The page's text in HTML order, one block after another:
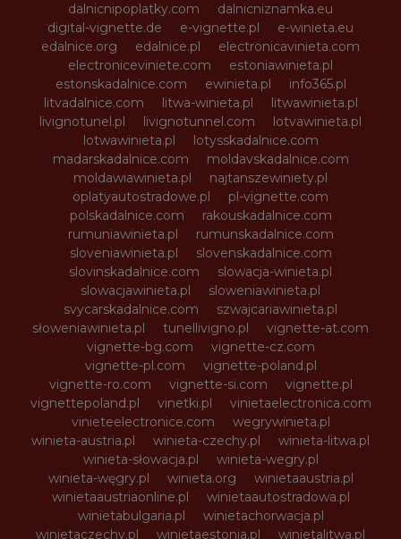
dalnicnipoplatky.com
dalnicniznamka.eu
digital-vignette.de
e-vignette.pl
e-winieta.eu
edalnice.org
edalnice.pl
electronicavinieta.com
electroniceviniete.com
estoniawinieta.pl
estonskadalnice.com
ewinieta.pl
info365.pl
litvadalnice.com
litwa-winieta.pl
litwawinieta.pl
livignotunel.pl
livignotunnel.com
lotvawinieta.pl
lotwawinieta.pl
lotysskadalnice.com
madarskadalnice.com
moldavskadalnice.com
moldawiawinieta.pl
najtanszewiniety.pl
oplatyautostradowe.pl
pl-vignette.com
polskadalnice.com
rakouskadalnice.com
rumuniawinieta.pl
rumunskadalnice.com
sloveniawinieta.pl
slovenskadalnice.com
slovinskadalnice.com
slowacja-winieta.pl
slowacjawinieta.pl
sloweniawinieta.pl
svycarskadalnice.com
szwajcariawinieta.pl
słoweniawinieta.pl
tunellivigno.pl
vignette-at.com
vignette-bg.com
vignette-cz.com
vignette-pl.com
vignette-poland.pl
vignette-ro.com
vignette-si.com
vignette.pl
vignettepoland.pl
vinetki.pl
vinietaelectronica.com
vinieteelectronice.com
wegrywinieta.pl
winieta-austria.pl
winieta-czechy.pl
winieta-litwa.pl
winieta-słowacja.pl
winieta-wegry.pl
winieta-węgry.pl
winieta.org
winietaaustria.pl
winietaaustriaonline.pl
winietaautostradowa.pl
winietabulgaria.pl
winietachorwacja.pl
winietaczechy.pl
winietaestonia.pl winietalitwa.pl